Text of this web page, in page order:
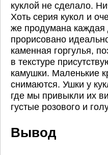
куклой не сделало.
Хоть серия кукол и
же продумана каждая
прорисовано
каменная горгулья,
в текстуре
камушки. Маленькие
снимаются. Ушки у
где мы привыкли их
густые розового и
Вывод